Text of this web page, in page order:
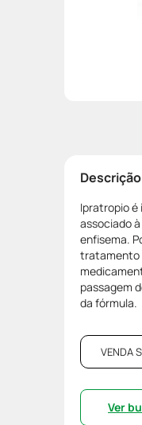
Ipratropio
associado
enfisema.
tratamento
passagem
da fórmula.
VENDA
Ver